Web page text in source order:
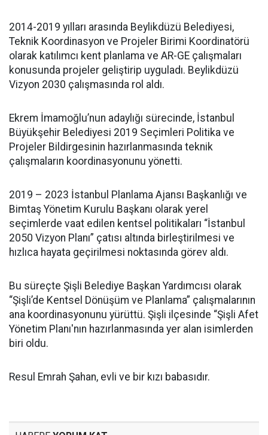
2014-2019 yılları arasında Beylikdüzü Belediyesi,
Teknik Koordinasyon ve Projeler Birimi Koordinatörü
olarak katılımcı kent planlama ve AR-GE çalışmaları
konusunda projeler geliştirip uyguladı. Beylikdüzü
Vizyon 2030 çalışmasında rol aldı.
Ekrem İmamoğlu’nun adaylığı sürecinde, İstanbul
Büyükşehir Belediyesi 2019 Seçimleri Politika ve
Projeler Bildirgesinin hazırlanmasında teknik
çalışmaların koordinasyonunu yönetti.
2019 – 2023 İstanbul Planlama Ajansı Başkanlığı ve
Bimtaş Yönetim Kurulu Başkanı olarak yerel
seçimlerde vaat edilen kentsel politikaları “İstanbul
2050 Vizyon Planı” çatısı altında birleştirilmesi ve
hızlıca hayata geçirilmesi noktasında görev aldı.
Bu süreçte Şişli Belediye Başkan Yardımcısı olarak
“Şişli’de Kentsel Dönüşüm ve Planlama” çalışmalarının
ana koordinasyonunu yürüttü. Şişli ilçesinde “Şişli Afet
Yönetim Planı'nın hazırlanmasında yer alan isimlerden
biri oldu.
Resul Emrah Şahan, evli ve bir kızı babasıdır.